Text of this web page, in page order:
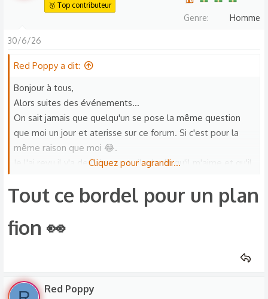
t
o
s
:
🥇 Top contributeur
Genre Homme
30/6/26
Red Poppy a dit:
Bonjour à tous,
Alors suites des événements...
On sait jamais que quelqu'un se pose la même question
que moi un jour et aterisse sur ce forum. Si c'est pour la
même raison que moi 😂.
Je l'ai revu il y'a deux jours et...il m'a dit qu'il m'aime et qu'il
me mettre mal à l'aise et a pas osé.
Et moi aussi je l'aime mais j'attendais qu'il se dévoile, j'avais
eu l'impression de lui plaire mais j'avais peur de me faire
des films et j'étais limite intimidée.
Cliquez pour agrandir...
Tout ce bordel pour un plan
fion 👀​
Red Poppy